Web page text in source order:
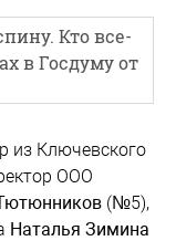
Кто все-
в Госдуму от
из Ключевского
ООО
(№5),
Наталья Зимина